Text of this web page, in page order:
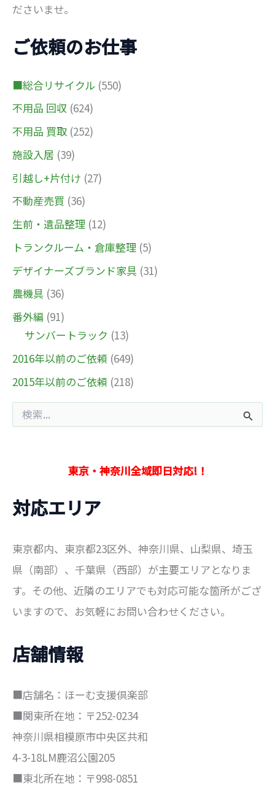
ださいませ。
ご依頼のお仕事
■総合リサイクル (550)
不用品 回収 (624)
不用品 買取 (252)
施設入居 (39)
引越し+片付け (27)
不動産売買 (36)
生前・遺品整理 (12)
トランクルーム・倉庫整理 (5)
デザイナーズブランド家具 (31)
農機具 (36)
番外編 (91)
サンバートラック (13)
2016年以前のご依頼 (649)
2015年以前のご依頼 (218)
索
東京・神奈川全域即日対応!！
対応エリア
東京都内、東京都23区外、神奈川県、山梨県、埼玉
県（南部）、千葉県（西部）が主要エリアとなりま
す。その他、近隣のエリアでも対応可能な箇所がござ
いますので、お気軽にお問い合わせください。
店舗情報
■店舗名：ほーむ支援倶楽部
■関東所在地：〒252-0234
神奈川県相模原市中央区共和
4-3-18LM鹿沼公園205
■東北所在地：〒998-0851